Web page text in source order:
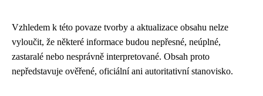
Vzhledem k této povaze tvorby a aktualizace obsahu nelze
vyloučit, že některé informace budou nepřesné, neúplné,
zastaralé nebo nesprávně interpretované. Obsah proto
nepředstavuje ověřené, oficiální ani autoritativní stanovisko.